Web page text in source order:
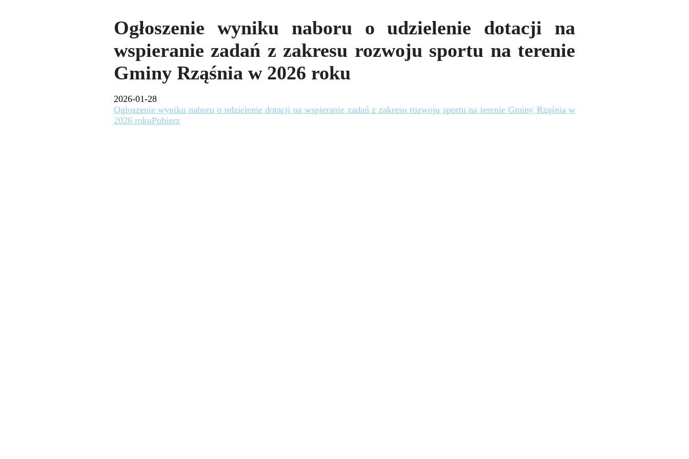
Ogłoszenie wyniku naboru o udzielenie dotacji na
wspieranie zadań z zakresu rozwoju sportu na terenie
Gminy Rząśnia w 2026 roku
2026-01-28
Ogłoszenie wyniku naboru o udzielenie dotacji na wspieranie zadań z zakresu rozwoju sportu na terenie Gminy Rząśnia w
2026 rokuPobierz